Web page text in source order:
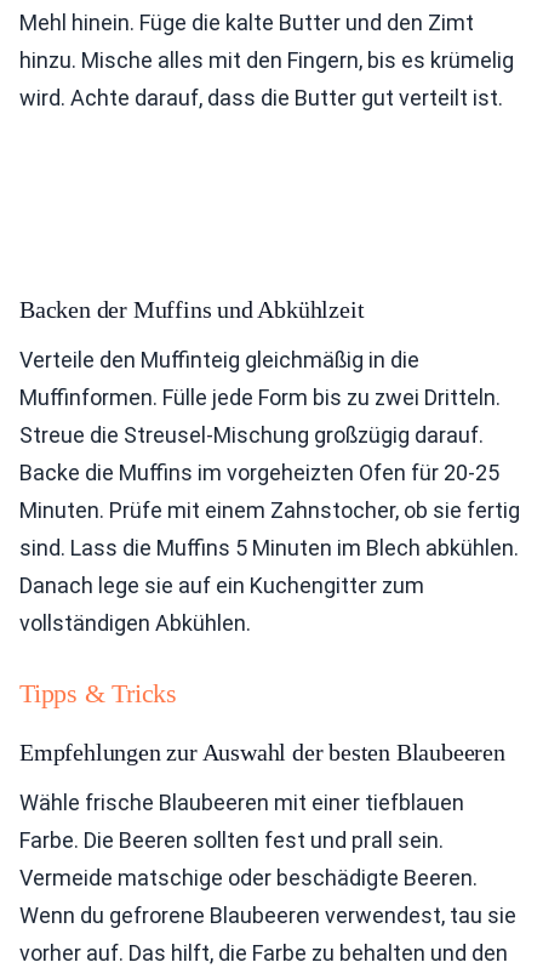
Mehl hinein. Füge die kalte Butter und den Zimt
hinzu. Mische alles mit den Fingern, bis es krümelig
wird. Achte darauf, dass die Butter gut verteilt ist.
Backen der Muffins und Abkühlzeit
Verteile den Muffinteig gleichmäßig in die
Muffinformen. Fülle jede Form bis zu zwei Dritteln.
Streue die Streusel-Mischung großzügig darauf.
Backe die Muffins im vorgeheizten Ofen für 20-25
Minuten. Prüfe mit einem Zahnstocher, ob sie fertig
sind. Lass die Muffins 5 Minuten im Blech abkühlen.
Danach lege sie auf ein Kuchengitter zum
vollständigen Abkühlen.
Tipps & Tricks
Empfehlungen zur Auswahl der besten Blaubeeren
Wähle frische Blaubeeren mit einer tiefblauen
Farbe. Die Beeren sollten fest und prall sein.
Vermeide matschige oder beschädigte Beeren.
Wenn du gefrorene Blaubeeren verwendest, tau sie
vorher auf. Das hilft, die Farbe zu behalten und den